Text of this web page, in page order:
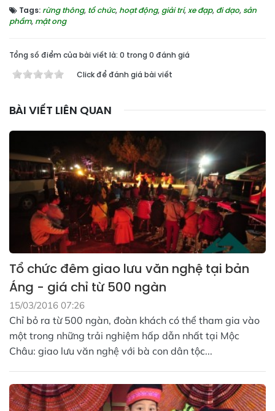
Tags: rừng thông, tổ chức, hoạt động, giải trí,xe đạp, đi dạo, sản
phẩm, mật ong
Tổng số điểm của bài viết là: 0 trong 0 đánh giá
Click để đánh giá bài viết
BÀI VIẾT LIÊN QUAN
Tổ chức đêm giao lưu văn nghệ tại bản
Áng - giá chỉ từ 500 ngàn
15/03/2016 07:26
Chỉ bỏ ra từ 500 ngàn, đoàn khách có thể tham gia vào
một trong những trải nghiệm hấp dẫn nhất tại Mộc
Châu: giao lưu văn nghệ với bà con dân tộc...